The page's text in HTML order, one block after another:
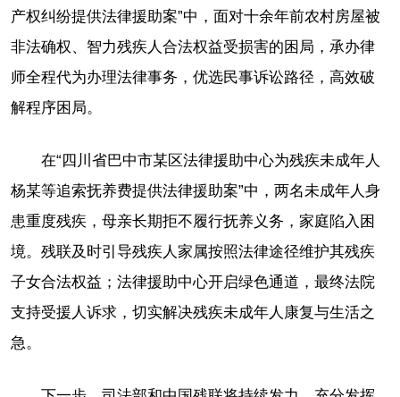
产权纠纷提供法律援助案”中，面对十余年前农村房屋被
非法确权、智力残疾人合法权益受损害的困局，承办律
师全程代为办理法律事务，优选民事诉讼路径，高效破
解程序困局。
在“四川省巴中市某区法律援助中心为残疾未成年人
杨某等追索抚养费提供法律援助案”中，两名未成年人身
患重度残疾，母亲长期拒不履行抚养义务，家庭陷入困
境。残联及时引导残疾人家属按照法律途径维护其残疾
子女合法权益；法律援助中心开启绿色通道，最终法院
支持受援人诉求，切实解决残疾未成年人康复与生活之
急。